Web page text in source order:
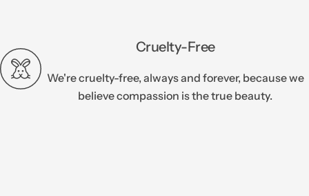
Cruelty-Free
We're cruelty-free, always and forever, because we
believe compassion is the true beauty.